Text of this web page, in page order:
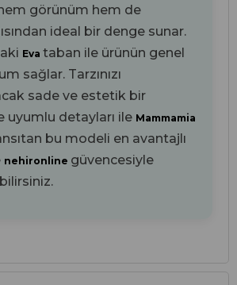
görünüm hem de
ideal bir denge sunar.
Eva taban ile ürünün genel
sağlar. Tarzınızı
sade ve estetik bir
uyumlu detayları ile Mammamia
bu modeli en avantajlı
nehironline güvencesiyle